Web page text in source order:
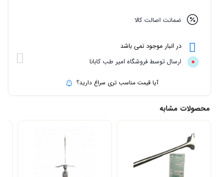
ضمانت اصالت کالا
در انبار موجود نمی باشد
ارسال توسط فروشگاه امیر طب کابانا
آیا قیمت مناسب تری سراغ دارید؟
محصولات مشابه